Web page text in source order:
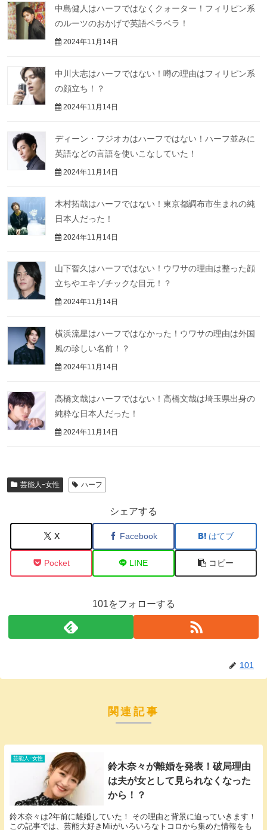
中島健人はハーフではなくクォーター！フィリピン系
のルーツのおかげで英語ペラペラ！
2024年11月14日
中川大志はハーフではない！噂の理由はフィリピン系
の顔立ち！？
2024年11月14日
ディーン・フジオカはハーフではない！ハーフ並みに
英語などの言語を使いこなしていた！
2024年11月14日
木村拓哉はハーフではない！東京都調布市生まれの純
日本人だった！
2024年11月14日
山下智久はハーフではない！ウワサの理由は整った顔
立ちやエキゾチックな目元！？
2024年11月14日
横浜流星はハーフではなかった！ウワサの理由は外国
風の珍しい名前！？
2024年11月14日
高橋文哉はハーフではない！高橋文哉は埼玉県出身の
純粋な日本人だった！
2024年11月14日
芸能人ｰ女性 ハーフ
シェアする
X Facebook はてブ
Pocket LINE コピー
101をフォローする
101
関連記事
芸能人ｰ女性
鈴木奈々が離婚を発表！破局理由
は夫が女として見られなくなった
から！？
鈴木奈々は2年前に離婚していた！ その理由と背景に迫っていきます！
この記事では、芸能大好きMiiがいろいろなトコロから集めた情報をも